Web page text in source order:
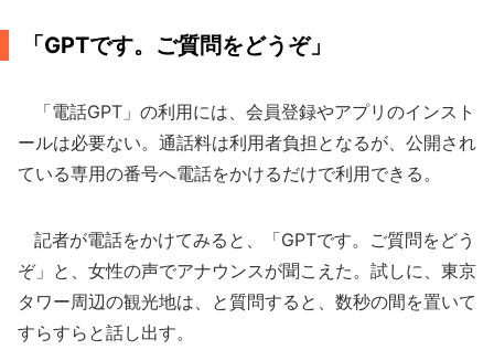
「GPTです。ご質問をどうぞ」
「電話GPT」の利用には、会員登録やアプリのインスト
ールは必要ない。通話料は利用者負担となるが、公開され
ている専用の番号へ電話をかけるだけで利用できる。
記者が電話をかけてみると、「GPTです。ご質問をどう
ぞ」と、女性の声でアナウンスが聞こえた。試しに、東京
タワー周辺の観光地は、と質問すると、数秒の間を置いて
すらすらと話し出す。